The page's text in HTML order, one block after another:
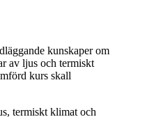
kunskaper om
av ljus och termiskt
kurs skall
termiskt klimat och